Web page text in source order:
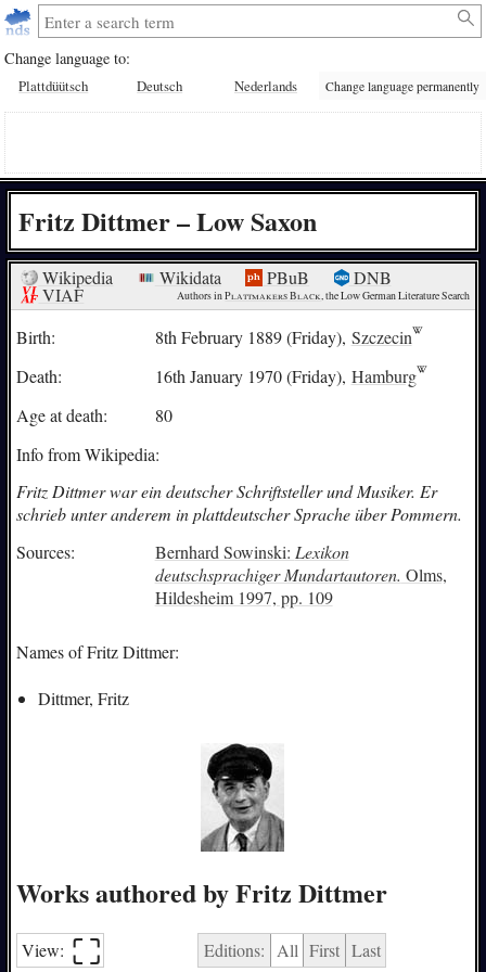
Change language to:
Plattdüütsch Deutsch Nederlands Change language permanently
Fritz Dittmer – Low Saxon
Wikipedia Wikidata PBuB DNB
VIAF Authors in Plattmakers Black, the Low German Literature Search
Birth: 8th February 1889 (Friday), Szczecin
Death:
16th January 1970 (Friday), Hamburg
Age at death:
80
Info from Wikipedia:
Fritz Dittmer war ein deutscher Schriftsteller und Musiker. Er
schrieb unter anderem in plattdeutscher Sprache über Pommern.
Sources:
Bernhard Sowinski: Lexikon
deutschsprachiger Mundartautoren. Olms,
Hildesheim 1997, pp. 109
Names of Fritz Dittmer:
Dittmer, Fritz
Works authored by Fritz Dittmer
View: ⛶︎ Editions: All First Last